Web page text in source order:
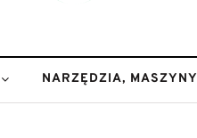
NARZĘDZIA, MASZYNY